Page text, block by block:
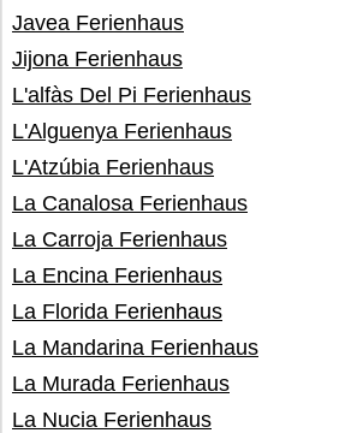
Javea Ferienhaus
Jijona Ferienhaus
L'alfàs Del Pi Ferienhaus
L'Alguenya Ferienhaus
L'Atzúbia Ferienhaus
La Canalosa Ferienhaus
La Carroja Ferienhaus
La Encina Ferienhaus
La Florida Ferienhaus
La Mandarina Ferienhaus
La Murada Ferienhaus
La Nucia Ferienhaus